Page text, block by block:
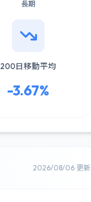
長期
200日移動平均
-3.67%
2026/08/06 更新